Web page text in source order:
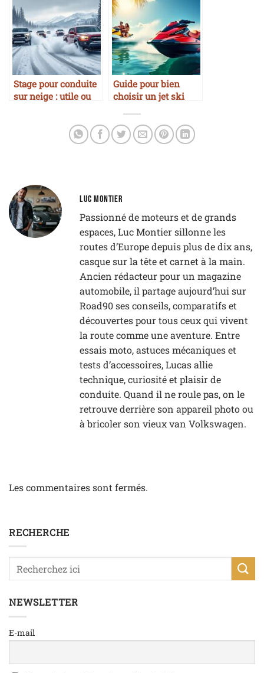
Stage pour conduite
sur neige : utile ou
Guide pour bien
choisir un jet ski
LUC MONTIER
Passionné de moteurs et de grands
espaces, Luc Montier sillonne les
routes d’Europe depuis plus de dix ans,
casque sur la tête et carnet à la main.
Ancien rédacteur pour un magazine
automobile, il partage aujourd’hui sur
Road90 ses conseils, comparatifs et
découvertes pour tous ceux qui vivent
la route comme une aventure. Entre
essais moto, astuces mécaniques et
tests d’accessoires, Lucas allie
technique, curiosité et plaisir de
conduite. Quand il ne roule pas, on le
retrouve derrière son appareil photo ou
à bricoler son vieux van Volkswagen.
Les commentaires sont fermés.
RECHERCHE
NEWSLETTER
E-mail